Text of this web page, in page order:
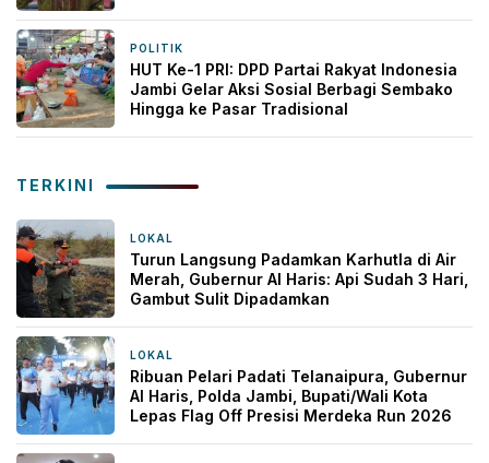
POLITIK
HUT Ke-1 PRI: DPD Partai Rakyat Indonesia
Jambi Gelar Aksi Sosial Berbagi Sembako
Hingga ke Pasar Tradisional
TERKINI
LOKAL
Turun Langsung Padamkan Karhutla di Air
Merah, Gubernur Al Haris: Api Sudah 3 Hari,
Gambut Sulit Dipadamkan
LOKAL
Ribuan Pelari Padati Telanaipura, Gubernur
Al Haris, Polda Jambi, Bupati/Wali Kota
Lepas Flag Off Presisi Merdeka Run 2026